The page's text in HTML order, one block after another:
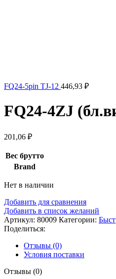
FQ24-5pin TJ-12 446,93 ₽
FQ24-4ZJ
201,06 ₽
Вес брутто
Brand
Нет в наличии
Добавить для сравнения
Добавить в список желаний
Артикул: 80009 Категории:
Поделиться:
Отзывы (0)
Условия поставки
Отзывы (0)